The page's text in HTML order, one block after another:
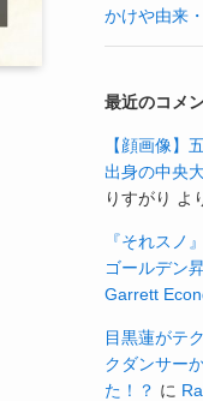
かけや由来
最近のコメ
【顔画像】
出身の中央
りすがり よ
『それスノ
ゴールデン
Garrett
目黒蓮がテ
クダンサー
た！？ に